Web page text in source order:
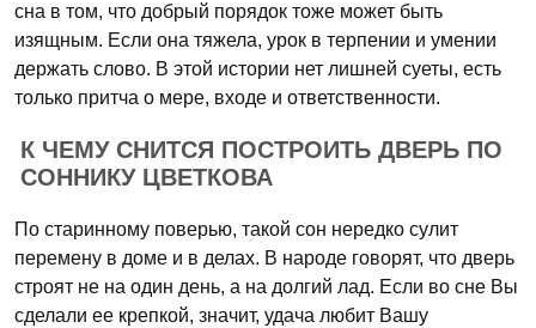
сна в том, что добрый порядок тоже может быть
изящным. Если она тяжела, урок в терпении и умении
держать слово. В этой истории нет лишней суеты, есть
только притча о мере, входе и ответственности.
К ЧЕМУ СНИТСЯ ПОСТРОИТЬ ДВЕРЬ ПО
СОННИКУ ЦВЕТКОВА
По старинному поверью, такой сон нередко сулит
перемену в доме и в делах. В народе говорят, что дверь
строят не на один день, а на долгий лад. Если во сне Вы
сделали ее крепкой, значит, удача любит Вашу